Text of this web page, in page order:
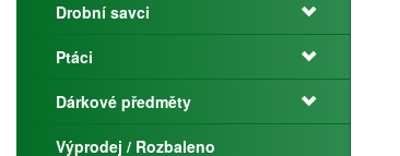
Drobní savci
Ptáci
Dárkové předměty
Výprodej / Rozbaleno